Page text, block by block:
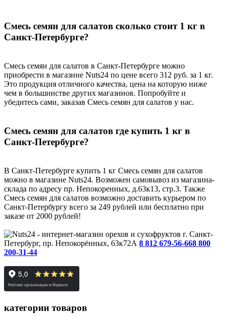
Смесь семян для салатов сколько стоит 1 кг в
Санкт-Петербурге?
Смесь семян для салатов в Санкт-Петербурге можно
приобрести в магазине Nuts24 по цене всего 312 руб. за 1 кг.
Это продукция отличного качества, цена на которую ниже
чем в большинстве других магазинов. Попробуйте и
убедитесь сами, заказав Смесь семян для салатов у нас.
Смесь семян для салатов где купить 1 кг в
Санкт-Петербурге?
В Санкт-Петербурге купить 1 кг Смесь семян для салатов
можно в магазине Nuts24. Возможен самовывоз из магазина-
склада по адресу пр. Непокоренных, д.63к13, стр.3. Также
Смесь семян для салатов возможно доставить курьером по
Санкт-Петербургу всего за 249 рублей или бесплатно при
заказе от 2000 рублей!
г. Санкт-
Петербург, пр. Непокорённых, 63к72А 8 812 679-56-668 800
200-31-44
категории товаров